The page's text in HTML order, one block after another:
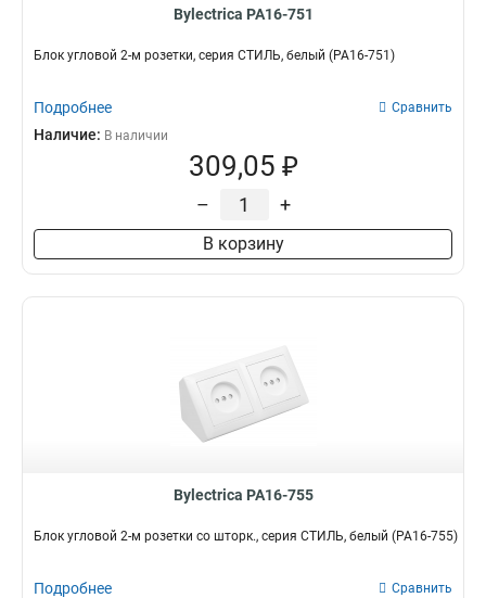
Bylectrica РА16-751
Блок угловой 2-м розетки, серия СТИЛЬ, белый (РА16-751)
Подробнее Сравнить
Наличие: В наличии
309,05 ₽
– +
В корзину
Bylectrica РА16-755
Блок угловой 2-м розетки со шторк., серия СТИЛЬ, белый (РА16-755)
Подробнее Сравнить